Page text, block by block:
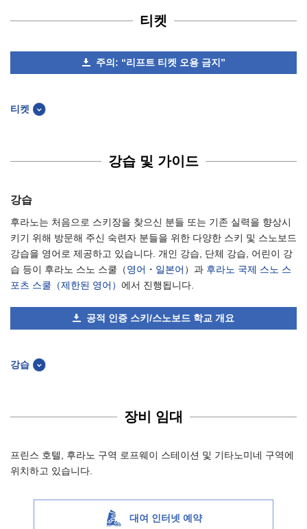
티켓
주의: “리프트 티켓 오용 금지”
티켓
강습 및 가이드
강습
후라노는 처음으로 스키장을 찾으신 분들 또는 기존 실력을 향상시
키기 위해 방문해 주신 숙련자 분들을 위한 다양한 스키 및 스노보드
강습을 영어로 제공하고 있습니다. 개인 강습, 단체 강습, 어린이 강
습 등이 후라노 스노 스쿨（영어 ・ 일본어 ）과 후라노 국제 스노 스
포츠 스쿨（제한된 영어） 에서 진행됩니다.
공적 인증 스키/스노보드 학교 개요
강습
장비 임대
프린스 호텔, 후라노 구역 로프웨이 스테이션 및 기타노미네 구역에
위치하고 있습니다.
대여 인터넷 예약